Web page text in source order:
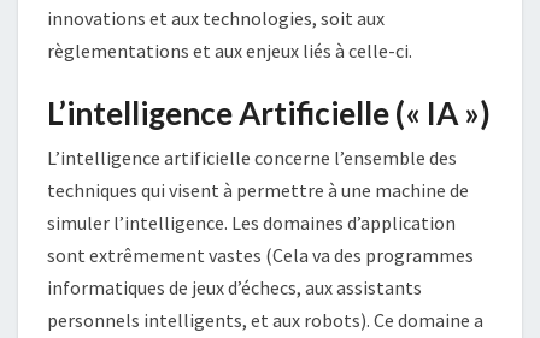
innovations et aux technologies, soit aux
règlementations et aux enjeux liés à celle-ci.
L’intelligence Artificielle (« IA »)
L’intelligence artificielle concerne l’ensemble des
techniques qui visent à permettre à une machine de
simuler l’intelligence. Les domaines d’application
sont extrêmement vastes (Cela va des programmes
informatiques de jeux d’échecs, aux assistants
personnels intelligents, et aux robots). Ce domaine a